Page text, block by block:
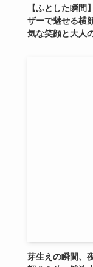
【ふとした瞬間
ザーで魅せる横
気な笑顔と大人
芽生えの瞬間、